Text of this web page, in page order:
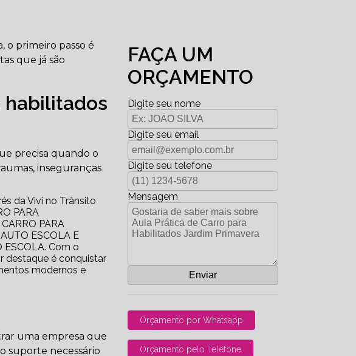
o primeiro passo é
que já são
habilitados
precisa quando o
inseguranças
da Vivi no Trânsito
PARA
PARA
ESCOLA E
ESCOLA. Com o
destaque é conquistar
modernos e
uma empresa que
suporte necessário
FAÇA UM
ORÇAMENTO
Digite seu nome
Digite seu email
Digite seu telefone
Mensagem
Orçamento por Whatsapp
Orçamento pelo Telefone